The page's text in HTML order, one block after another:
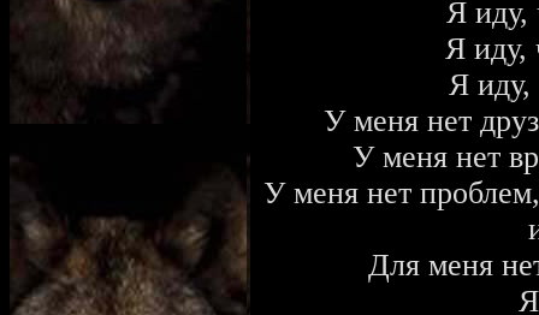
Я иду,
Я иду,
Я иду,
У меня нет
У меня нет
У меня нет
Для меня